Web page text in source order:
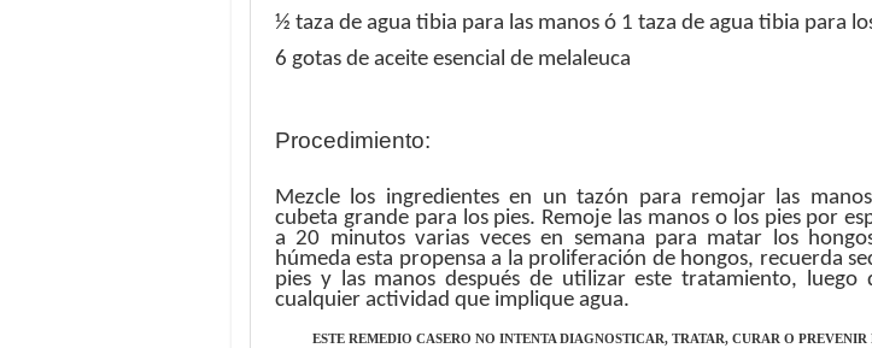
½ taza de agua tibia para las manos ó 1 taza de agua tibia para
6 gotas de aceite esencial de melaleuca
Procedimiento:
Mezcle los ingredientes en un tazón para remojar las
cubeta grande para los pies. Remoje las manos o los pies por
a 20 minutos varias veces en semana para matar los
húmeda esta propensa a la proliferación de hongos, recuerda
pies y las manos después de utilizar este tratamiento, luego
cualquier actividad que implique agua.
ESTE REMEDIO CASERO NO INTENTA DIAGNOSTICAR, TRATAR, CURAR O PREVENIR